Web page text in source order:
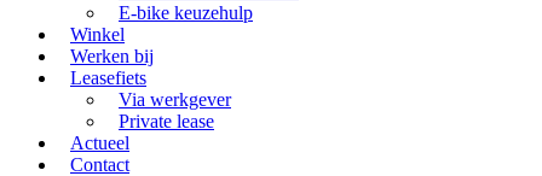
E-bike keuzehulp
Winkel
Werken bij
Leasefiets
Via werkgever
Private lease
Actueel
Contact